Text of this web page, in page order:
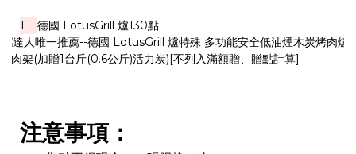
1 德國 LotusGrill 爐130點
注意事項：